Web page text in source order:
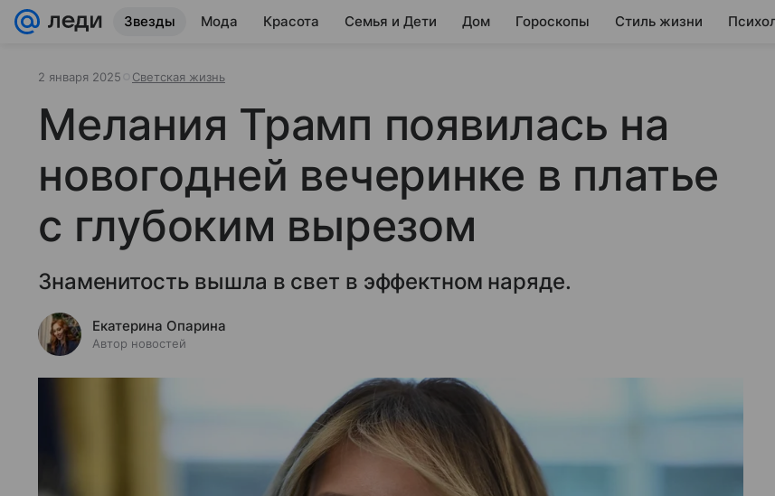
Звезды Мода Красота Семья и Дети Дом Гороскопы Стиль жизни
2 января 2025 Светская жизнь
Мелания Трамп появилась на
новогодней вечеринке в платье
с глубоким вырезом
Знаменитость вышла в свет в эффектном наряде.
Екатерина Опарина
Автор новостей